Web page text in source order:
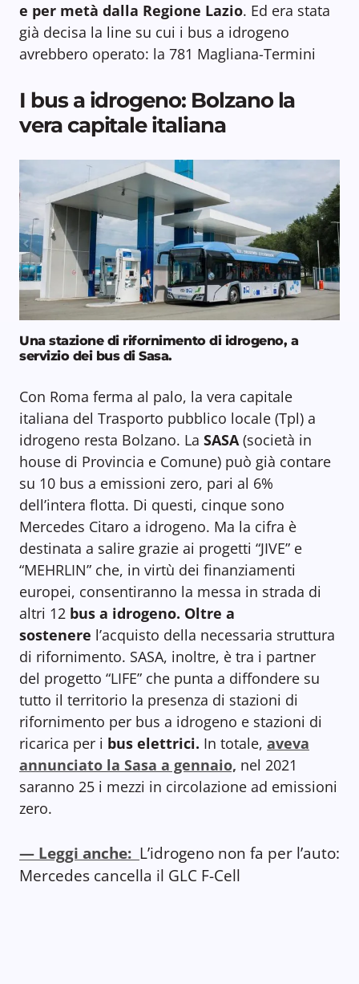
e per metà dalla Regione Lazio. Ed era stata
già decisa la line su cui i bus a idrogeno
avrebbero operato: la 781 Magliana-Termini
I bus a idrogeno: Bolzano la
vera capitale italiana
Una stazione di rifornimento di idrogeno, a
servizio dei bus di Sasa.
Con Roma ferma al palo, la vera capitale
italiana del Trasporto pubblico locale (Tpl) a
idrogeno resta Bolzano. La SASA(società in
house di Provincia e Comune) può già contare
su 10 bus a emissioni zero, pari al 6%
dell’intera flotta. Di questi, cinque sono
Mercedes Citaro a idrogeno. Ma la cifra è
destinata a salire grazie ai progetti “JIVE” e
“MEHRLIN” che, in virtù dei finanziamenti
europei, consentiranno la messa in strada di
altri 12 bus a idrogeno. Oltre a
sostenere l’acquisto della necessaria struttura
di rifornimento. SASA, inoltre, è tra i partner
del progetto “LIFE” che punta a diffondere su
tutto il territorio la presenza di stazioni di
rifornimento per bus a idrogeno e stazioni di
ricarica per i bus elettrici. In totale, aveva
annunciato la Sasa a gennaio, nel 2021
saranno 25 i mezzi in circolazione ad emissioni
zero.
— Leggi anche: L’idrogeno non fa per l’auto:
Mercedes cancella il GLC F-Cell